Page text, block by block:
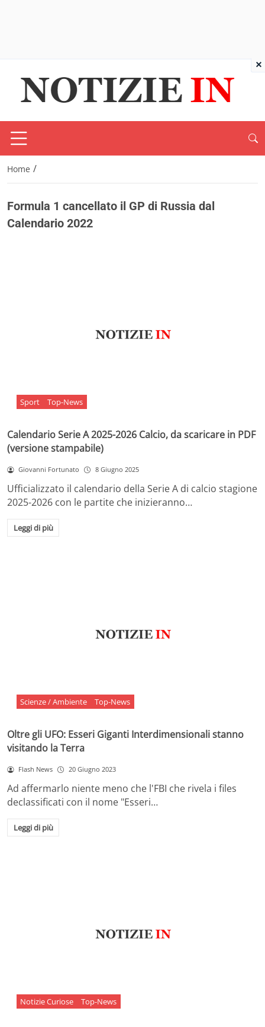
Home /
Formula 1 cancellato il GP di Russia dal
Calendario 2022
Sport Top-News
Calendario Serie A 2025-2026 Calcio, da scaricare in PDF
(versione stampabile)
Giovanni Fortunato 8 Giugno 2025
Ufficializzato il calendario della Serie A di calcio stagione
2025-2026 con le partite che inizieranno…
Leggi di più
Scienze / Ambiente Top-News
Oltre gli UFO: Esseri Giganti Interdimensionali stanno
visitando la Terra
Flash News 20 Giugno 2023
Ad affermarlo niente meno che l'FBI che rivela i files
declassificati con il nome "Esseri…
Leggi di più
Notizie Curiose Top-News
×